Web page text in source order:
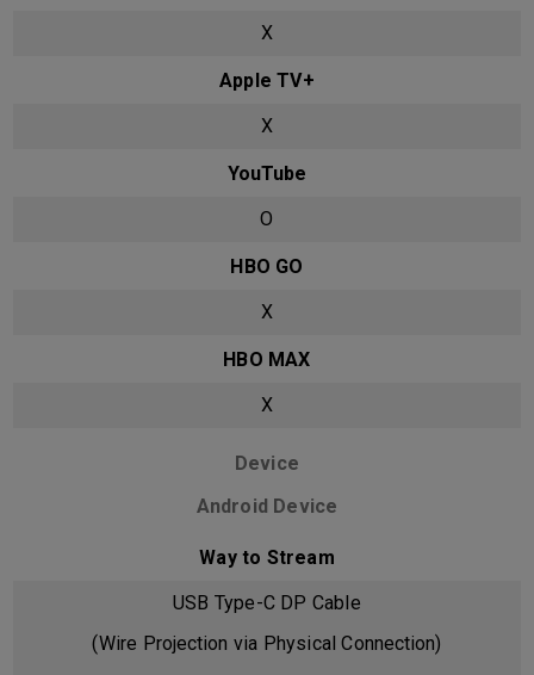
X
Apple TV+
X
YouTube
O
HBO GO
X
HBO MAX
X
Device
Android Device
Way to Stream
USB Type-C DP Cable
(Wire Projection via Physical Connection)